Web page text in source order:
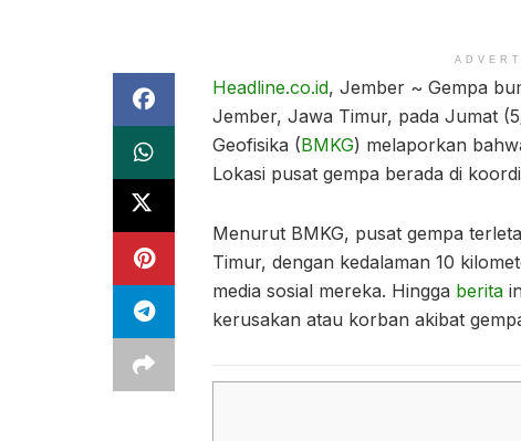
Headline.co.id, Jember ~ Gempa
Jember, Jawa Timur, pada Jumat
Geofisika (BMKG) melaporkan
Lokasi pusat gempa berada di
Menurut BMKG, pusat gempa
Timur, dengan kedalaman 10
media sosial mereka. Hingga berita
kerusakan atau korban akibat